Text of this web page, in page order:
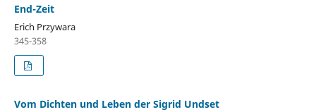
End-Zeit
Erich Przywara
345-358
Vom Dichten und Leben der Sigrid Undset